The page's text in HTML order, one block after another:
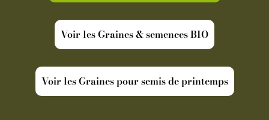
Voir les Graines & semences BIO
Voir les Graines pour semis de printemps